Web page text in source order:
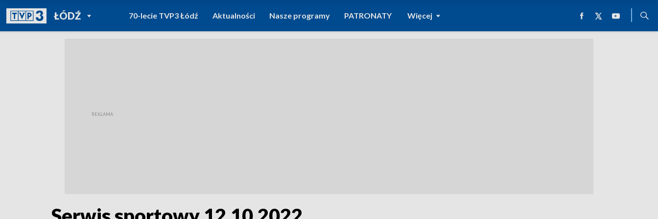
ŁÓDŹPOWRÓT DO
TVP REGIONY
70-lecie TVP3 Łódź Aktualności Nasze programy PATRONATY Więcej